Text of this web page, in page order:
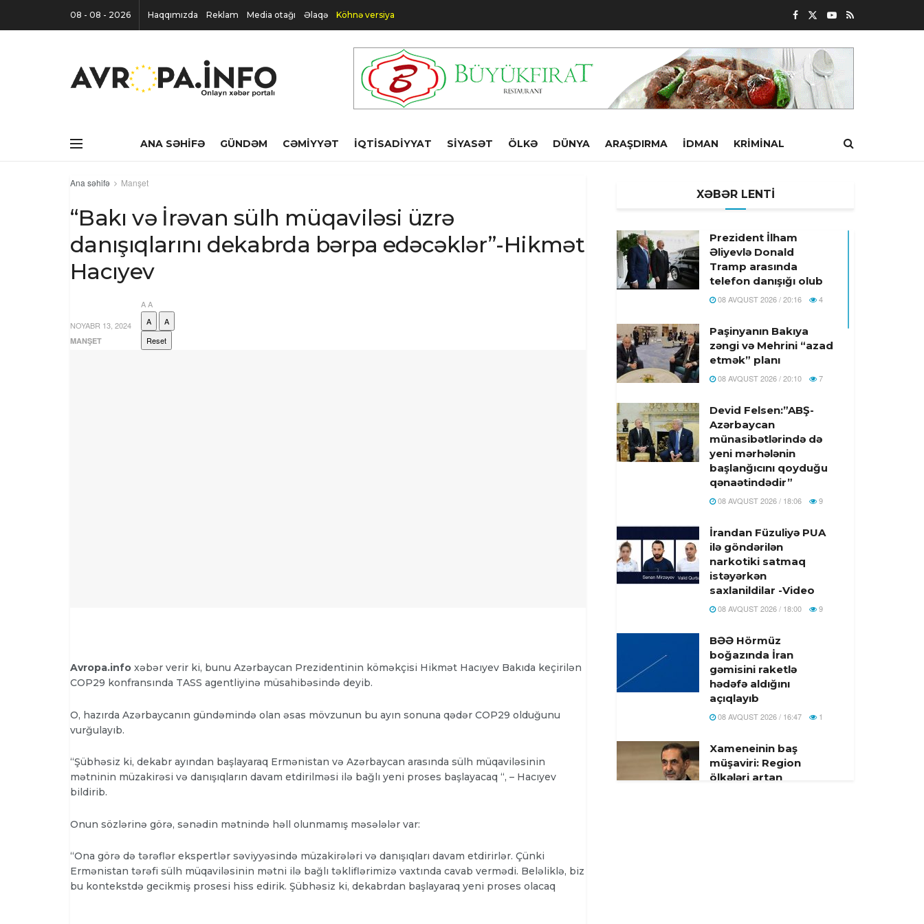
08 - 08 - 2026 Haqqımızda Reklam Media otağı Əlaqə Köhnə versiya
ANA SƏHIFƏ GÜNDƏM CƏMIYYƏT İQTISADIYYAT SIYASƏT ÖLKƏ DÜNYA ARAŞDIRMA İDMAN KRIMINAL
Ana səhifə Manşet
“Bakı və İrəvan sülh müqaviləsi üzrə
danışıqlarını dekabrda bərpa edəcəklər”-Hikmət
Hacıyev
NOYABR 13, 2024
MANŞET
AA
A
A
Reset
Avropa.info xəbər verir ki, bunu Azərbaycan Prezidentinin köməkçisi Hikmət Hacıyev Bakıda keçirilən
COP29 konfransında TASS agentliyinə müsahibəsində deyib.
O, hazırda Azərbaycanın gündəmində olan əsas mövzunun bu ayın sonuna qədər COP29 olduğunu
vurğulayıb.
“Şübhəsiz ki, dekabr ayından başlayaraq Ermənistan və Azərbaycan arasında sülh müqaviləsinin
mətninin müzakirəsi və danışıqların davam etdirilməsi ilə bağlı yeni proses başlayacaq “, – Hacıyev
bildirib.
Onun sözlərinə görə, sənədin mətnində həll olunmamış məsələlər var:
“Ona görə də tərəflər ekspertlər səviyyəsində müzakirələri və danışıqları davam etdirirlər. Çünki
Ermənistan tərəfi sülh müqaviləsinin mətni ilə bağlı təkliflərimizə vaxtında cavab vermədi. Beləliklə, biz
bu kontekstdə gecikmiş prosesi hiss edirik. Şübhəsiz ki, dekabrdan başlayaraq yeni proses olacaq
XƏBƏR LENTİ
Prezident İlham
Əliyevlə Donald
Tramp arasında
telefon danışığı olub
08 AVQUST 2026 / 20:16 4
Paşinyanın Bakıya
zəngi və Mehrini “azad
etmək” planı
08 AVQUST 2026 / 20:10 7
Devid Felsen:”ABŞ-
Azərbaycan
münasibətlərində də
yeni mərhələnin
başlanğıcını qoyduğu
qənaətindədir”
08 AVQUST 2026 / 18:06 9
İrandan Füzuliyə PUA
ilə göndərilən
narkotiki satmaq
istəyərkən
saxlanildilar -Video
08 AVQUST 2026 / 18:00 9
BƏƏ Hörmüz
boğazında İran
gəmisini raketlə
hədəfə aldığını
açıqlayıb
08 AVQUST 2026 / 16:47 1
Xameneinin baş
müşaviri: Region
ölkələri artan